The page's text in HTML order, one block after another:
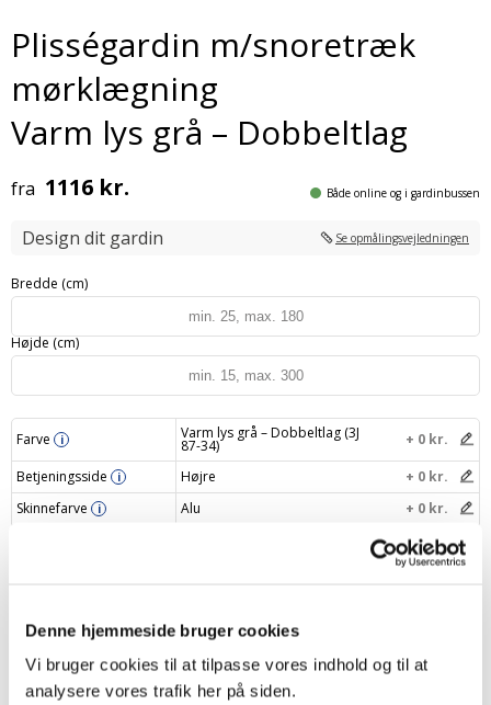
Denne hjemmeside bruger cookies
Vi bruger cookies til at tilpasse vores indhold og til at
analysere vores trafik her på siden.
Plisségardin m/snoretræk
mørklægning
Varm lys grå – Dobbeltlag
fra 1116 kr. Både online og i gardinbussen
Design dit gardin Se opmålingsvejledningen
Bredde (cm)
Højde (cm)
Farve i Varm lys grå – Dobbeltlag (3J
87-34)
+ 0 kr.
Betjeningsside
i Højre
+ 0 kr.
Skinnefarve
i Alu
+ 0 kr.